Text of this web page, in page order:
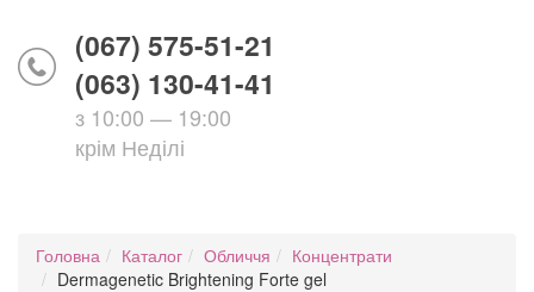
(067) 575-51-21
(063) 130-41-41
з 10:00 — 19:00
крім Неділі
Головна Каталог Обличчя
Концентрати
Dermagenetic Brightening Forte gel